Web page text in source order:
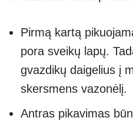
Pirmą kartą
pora sveikų lapų.
gvazdikų daigelius į
skersmens vazonėlį.
Antras pikavimas